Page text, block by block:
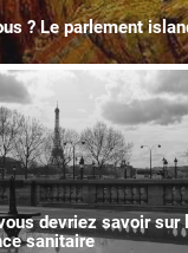
? Le parlement
devriez savoir sur
sanitaire